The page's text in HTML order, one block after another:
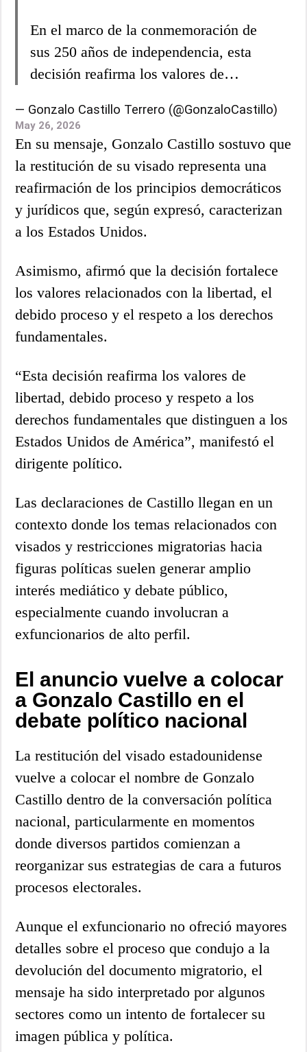
En el marco de la conmemoración de
sus 250 años de independencia, esta
decisión reafirma los valores de…
— Gonzalo Castillo Terrero (@GonzaloCastillo)
May 26, 2026
En su mensaje, Gonzalo Castillo sostuvo que
la restitución de su visado representa una
reafirmación de los principios democráticos
y jurídicos que, según expresó, caracterizan
a los Estados Unidos.
Asimismo, afirmó que la decisión fortalece
los valores relacionados con la libertad, el
debido proceso y el respeto a los derechos
fundamentales.
“Esta decisión reafirma los valores de
libertad, debido proceso y respeto a los
derechos fundamentales que distinguen a los
Estados Unidos de América”, manifestó el
dirigente político.
Las declaraciones de Castillo llegan en un
contexto donde los temas relacionados con
visados y restricciones migratorias hacia
figuras políticas suelen generar amplio
interés mediático y debate público,
especialmente cuando involucran a
exfuncionarios de alto perfil.
El anuncio vuelve a colocar
a Gonzalo Castillo en el
debate político nacional
La restitución del visado estadounidense
vuelve a colocar el nombre de Gonzalo
Castillo dentro de la conversación política
nacional, particularmente en momentos
donde diversos partidos comienzan a
reorganizar sus estrategias de cara a futuros
procesos electorales.
Aunque el exfuncionario no ofreció mayores
detalles sobre el proceso que condujo a la
devolución del documento migratorio, el
mensaje ha sido interpretado por algunos
sectores como un intento de fortalecer su
imagen pública y política.